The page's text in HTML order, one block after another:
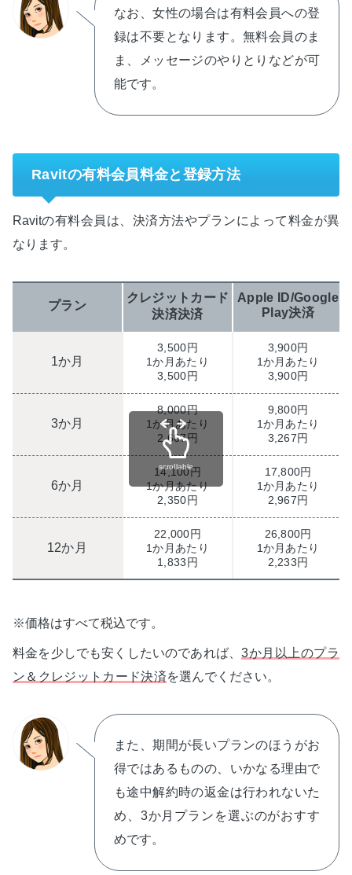
なお、女性の場合は有料会員への登
録は不要となります。無料会員のま
ま、メッセージのやりとりなどが可
能です。
Ravitの有料会員料金と登録方法
Ravitの有料会員は、決済方法やプランによって料金が異
なります。
プラン
クレジットカード
決済決済
Apple ID/Google
Play決済
1か月
3,500円
1か月あたり
3,500円
3,900円
1か月あたり
3,900円
3か月
8,000円
1か月あたり
2,667円
9,800円
1か月あたり
3,267円
6か月
14,100円
1か月あたり
2,350円
17,800円
1か月あたり
2,967円
12か月
22,000円
1か月あたり
1,833円
26,800円
1か月あたり
2,233円
scrollable
※価格はすべて税込です。
料金を少しでも安くしたいのであれば、3か月以上のプラ
ン＆クレジットカード決済を選んでください。
また、期間が長いプランのほうがお
得ではあるものの、いかなる理由で
も途中解約時の返金は行われないた
め、3か月プランを選ぶのがおすす
めです。